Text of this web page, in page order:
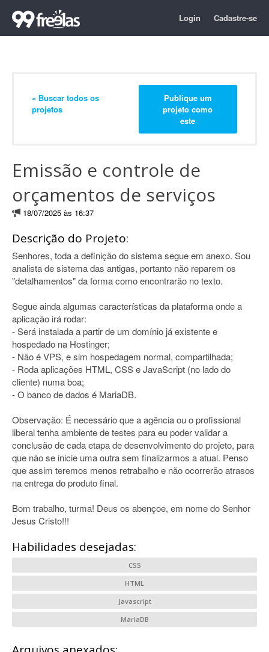
Login Cadastre-se
« Buscar todos os
projetos
Publique um
projeto como
este
Emissão e controle de
orçamentos de serviços
18/07/2025 às 16:37
Descrição do Projeto:
Senhores, toda a definição do sistema segue em anexo. Sou
analista de sistema das antigas, portanto não reparem os
"detalhamentos" da forma como encontrarão no texto.
Segue ainda algumas características da plataforma onde a
aplicação irá rodar:
- Será instalada a partir de um domínio já existente e
hospedado na Hostinger;
- Não é VPS, e sim hospedagem normal, compartilhada;
- Roda aplicações HTML, CSS e JavaScript (no lado do
cliente) numa boa;
- O banco de dados é MariaDB.
Observação: É necessário que a agência ou o profissional
liberal tenha ambiente de testes para eu poder validar a
conclusão de cada etapa de desenvolvimento do projeto, para
que não se inicie uma outra sem finalizarmos a atual. Penso
que assim teremos menos retrabalho e não ocorrerão atrasos
na entrega do produto final.
Bom trabalho, turma! Deus os abençoe, em nome do Senhor
Jesus Cristo!!!
Habilidades desejadas:
CSS
HTML
Javascript
MariaDB